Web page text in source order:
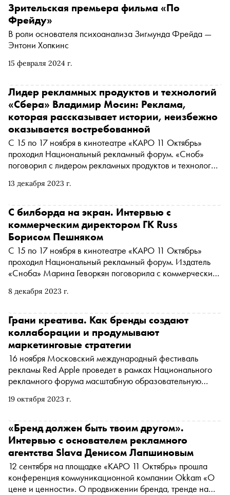
15 февраля 2024 г.
Зрительская премьера фильма «По
Фрейду»
В роли основателя психоанализа Зигмунда Фрейда —
Энтони Хопкинс
13 декабря 2023 г.
Лидер рекламных продуктов и технологий
«Сбера» Владимир Мосин: Реклама,
которая рассказывает истории, неизбежно
оказывается востребованной
С 15 по 17 ноября в кинотеатре «КАРО 11 Октябрь»
проходил Национальный рекламный форум. «Сноб»
поговорил с лидером рекламных продуктов и технологий
и зарубежной рекламы и о новой рекламной платформе
8 декабря 2023 г.
С билборда на экран. Интервью с
коммерческим директором ГК Russ
Борисом Пешняком
С 15 по 17 ноября в кинотеатре «КАРО 11 Октябрь»
проходил Национальный рекламный форум. Издатель
«Сноба» Марина Геворкян поговорила с коммерческим
настоящем и будущем наружной рекламы
19 октября 2023 г.
Грани креатива. Как бренды создают
коллаборации и продумывают
маркетинговые стратегии
16 ноября Московский международный фестиваль
рекламы Red Apple проведет в рамках Национального
рекламного форума масштабную образовательную
этого события «Сноб» поговорил с экспертами
корпоративные бренд-интеграции и зачем компании
стремятся отразить культурный код в совместных
проектах
«Бренд должен быть твоим другом».
Интервью с основателем рекламного
агентства Slava Денисом Лапшиновым
12 сентября на площадке «КАРО 11 Октябрь» прошла
конференция коммуникационной компании Okkam «О
цене и ценности». О продвижении бренда, тренде на